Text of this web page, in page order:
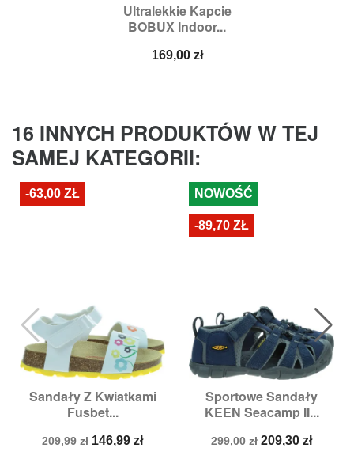
Ultralekkie Kapcie
BOBUX Indoor...
Cena
169,00 zł
16 INNYCH PRODUKTÓW W TEJ
SAMEJ KATEGORII:
Sandały Z Kwiatkami
Fusbet...
Cena
209,99 zł Cena
146,99 zł
-63,00 ZŁ
Sportowe Sandały
KEEN Seacamp II...
Cena
299,00 zł Cena
209,30 zł
NOWOŚĆ
-89,70 ZŁ